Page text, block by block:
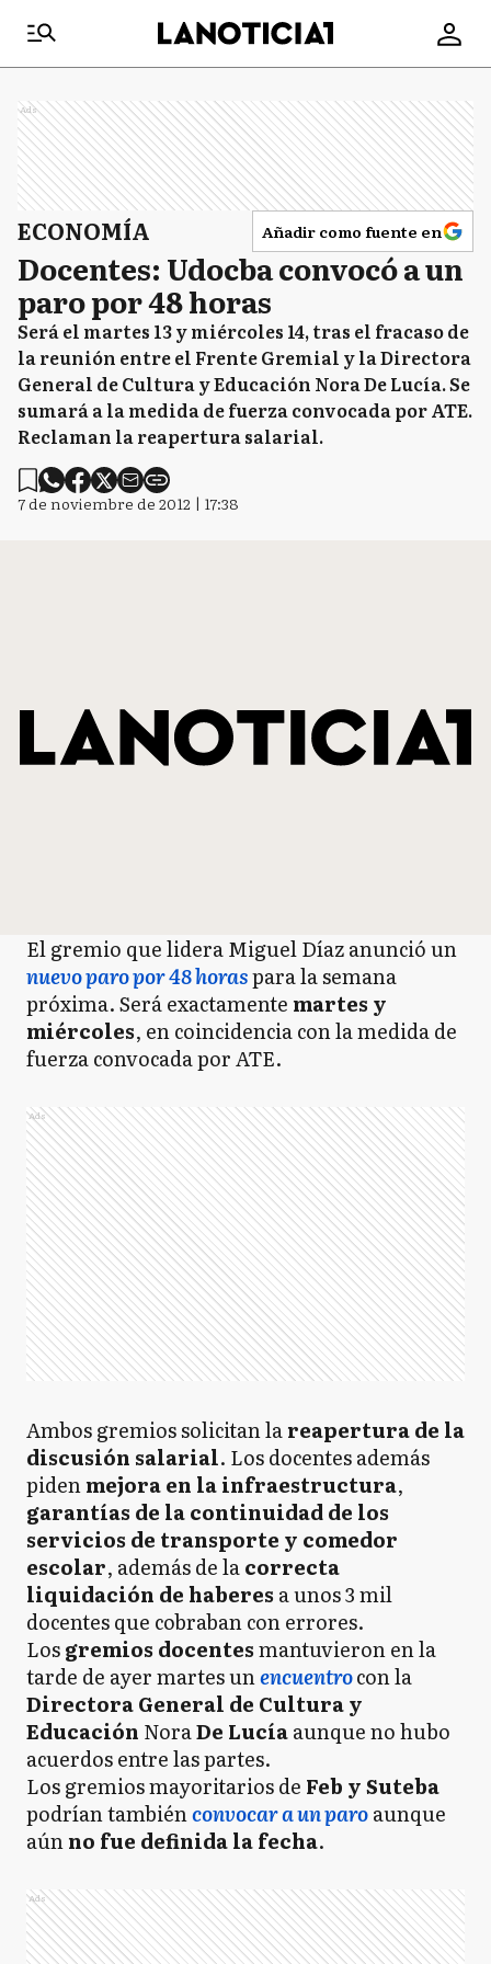
Ads
ECONOMÍA Añadir como fuente en
Docentes: Udocba convocó a un
paro por 48 horas
Será el martes 13 y miércoles 14, tras el fracaso de
la reunión entre el Frente Gremial y la Directora
General de Cultura y Educación Nora De Lucía. Se
sumará a la medida de fuerza convocada por ATE.
Reclaman la reapertura salarial.
7 de noviembre de 2012 | 17:38
El gremio que lidera Miguel Díaz anunció un
nuevo paro por 48 horaspara la semana
próxima. Será exactamente martes y
miércoles, en coincidencia con la medida de
fuerza convocada por ATE.
Ads
Ambos gremios solicitan lareapertura de la
discusión salarial. Los docentes además
pidenmejora en la infraestructura,
garantías de la continuidad de los
servicios de transporte y comedor
escolar, además de lacorrecta
liquidación de haberes a unos 3 mil
docentes que cobraban con errores.
Losgremios docentesmantuvieron en la
tarde de ayer martes unencuentrocon la
Directora General de Cultura y
Educación NoraDe Lucíaaunque no hubo
acuerdos entre las partes.
Los gremios mayoritarios de Feb y Suteba
podrían tambiénconvocar a un paroaunque
aúnno fue definida la fecha.
Ads